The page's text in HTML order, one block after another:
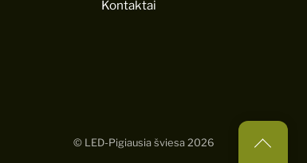
Kontaktai
Back
© LED-Pigiausia šviesa 2026